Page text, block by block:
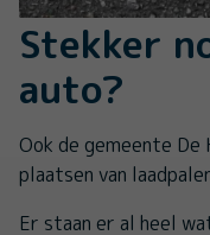
Stekker
auto?
Ook de gemeente
plaatsen van
Er staan er al heel